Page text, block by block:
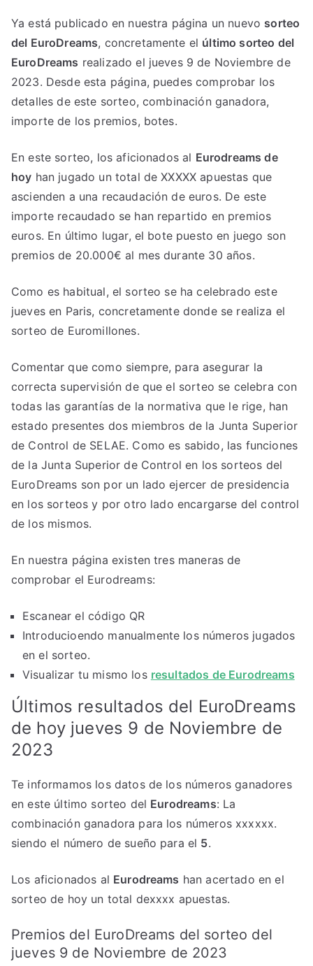
Ya está publicado en nuestra página un nuevo sorteo
del EuroDreams, concretamente el último sorteo del
EuroDreams realizado el jueves 9 de Noviembre de
2023. Desde esta página, puedes comprobar los
detalles de este sorteo, combinación ganadora,
importe de los premios, botes.
En este sorteo, los aficionados al Eurodreams de
hoy han jugado un total de XXXXX apuestas que
ascienden a una recaudación de euros. De este
importe recaudado se han repartido en premios
euros. En último lugar, el bote puesto en juego son
premios de 20.000€ al mes durante 30 años.
Como es habitual, el sorteo se ha celebrado este
jueves en Paris, concretamente donde se realiza el
sorteo de Euromillones.
Comentar que como siempre, para asegurar la
correcta supervisión de que el sorteo se celebra con
todas las garantías de la normativa que le rige, han
estado presentes dos miembros de la Junta Superior
de Control de SELAE. Como es sabido, las funciones
de la Junta Superior de Control en los sorteos del
EuroDreams son por un lado ejercer de presidencia
en los sorteos y por otro lado encargarse del control
de los mismos.
En nuestra página existen tres maneras de
comprobar el Eurodreams:
Escanear el código QR
Introducioendo manualmente los números jugados
en el sorteo.
Visualizar tu mismo los resultados de Eurodreams
Últimos resultados del EuroDreams
de hoy jueves 9 de Noviembre de
2023
Te informamos los datos de los números ganadores
en este último sorteo del Eurodreams: La
combinación ganadora para los números xxxxxx.
siendo el número de sueño para el 5.
Los aficionados al Eurodreams han acertado en el
sorteo de hoy un total dexxxx apuestas.
Premios del EuroDreams del sorteo del
jueves 9 de Noviembre de 2023